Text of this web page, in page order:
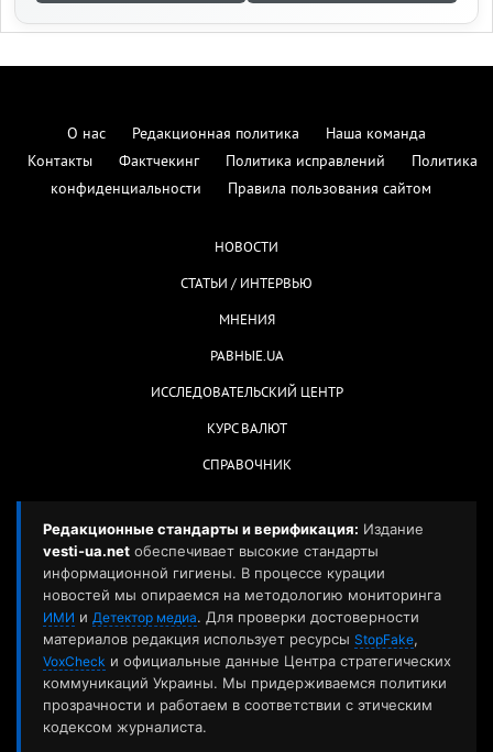
О нас Редакционная политика
Наша команда
Контакты
Фактчекинг Политика исправлений
Политика
конфиденциальности
Правила пользования сайтом
НОВОСТИ
СТАТЬИ / ИНТЕРВЬЮ
МНЕНИЯ
РАВНЫЕ.UA
ИССЛЕДОВАТЕЛЬСКИЙ ЦЕНТР
КУРС ВАЛЮТ
СПРАВОЧНИК
Редакционные стандарты и верификация: Издание
vesti-ua.net обеспечивает высокие стандарты
информационной гигиены. В процессе курации
новостей мы опираемся на методологию мониторинга
ИМИ и Детектор медиа. Для проверки достоверности
материалов редакция использует ресурсы StopFake,
VoxCheck и официальные данные Центра стратегических
коммуникаций Украины. Мы придерживаемся политики
прозрачности и работаем в соответствии с этическим
кодексом журналиста.